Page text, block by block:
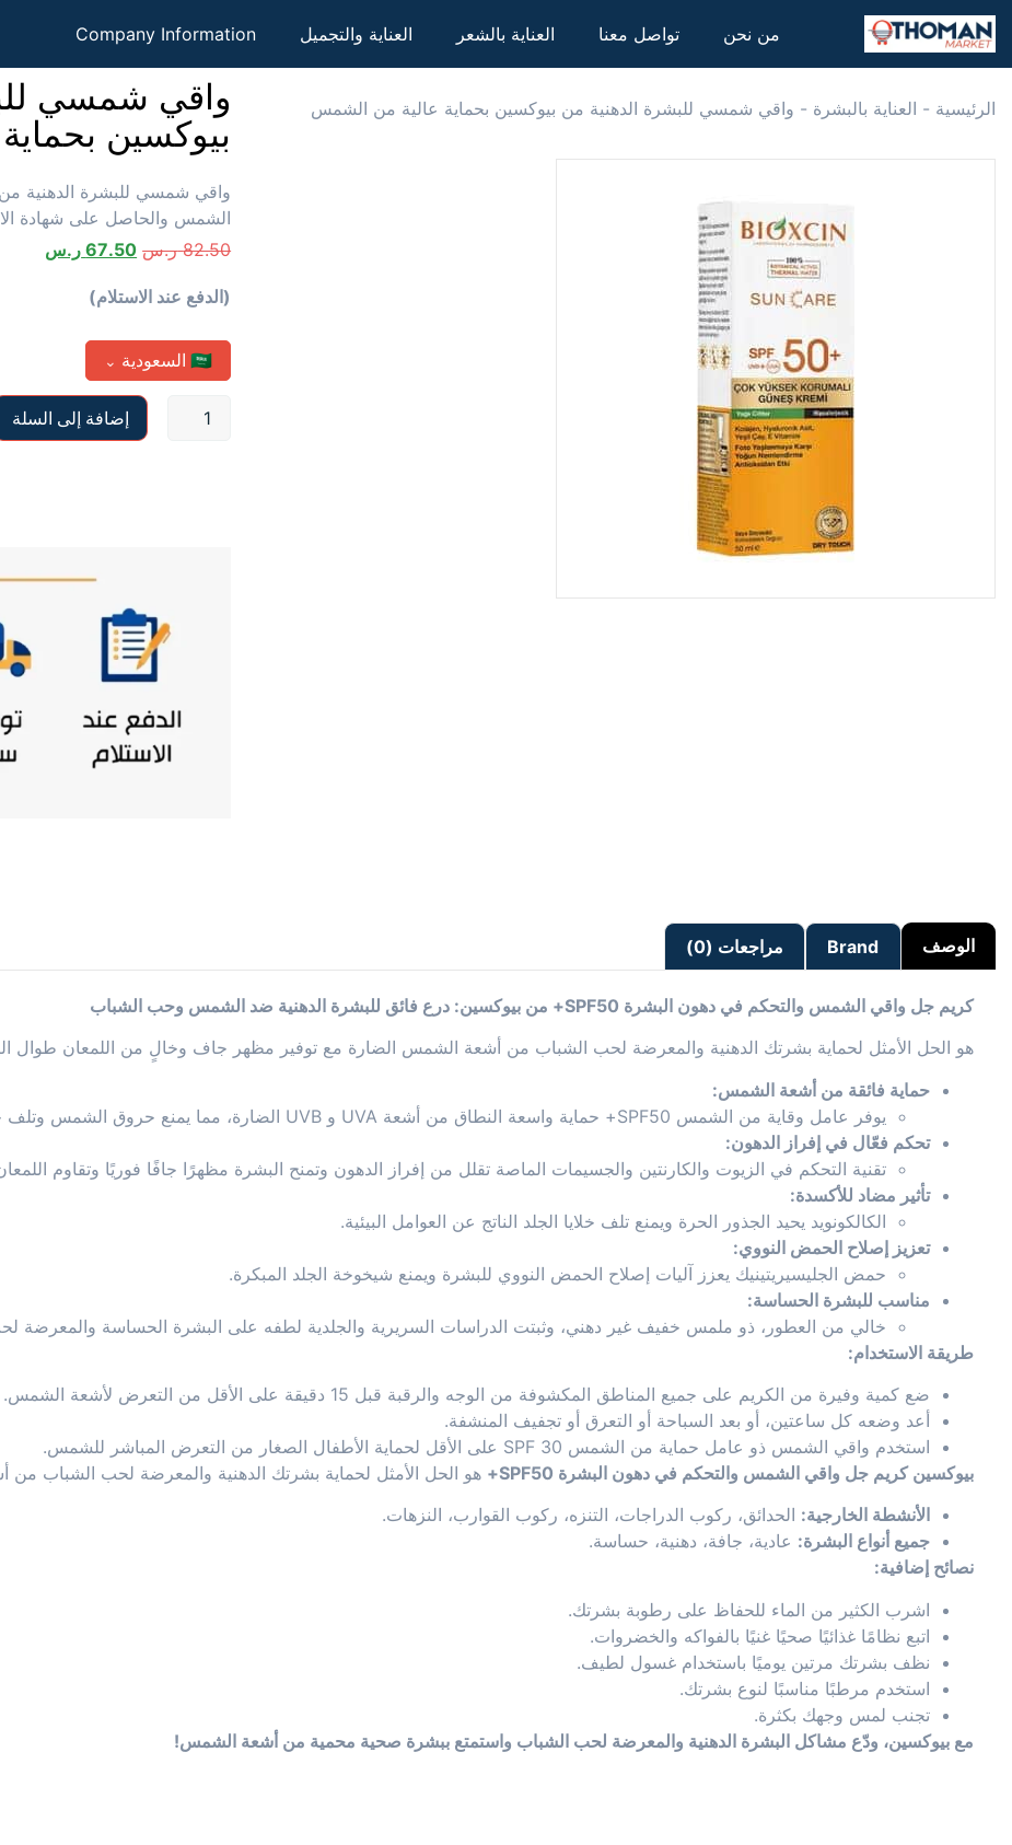
من نحن تواصل معنا العناية بالشعر العناية والتجميل Company Information
الرئيسية - العناية بالبشرة - واقي شمسي للبشرة الدهنية من بيوكسين بحماية عالية من الشمس
واقي شمسي
بيوكسين
واقي شمسي للبشرة الدهنية من
الشمس والحاصل على شهادة
82.50 ر.س 67.50 ر.س
(الدفع عند الاستلام)
🇸🇦 السعودية ⌄
إضافة إلى السلة
الوصف Brand مراجعات (0)
كريم جل واقي الشمس والتحكم في دهون البشرة SPF50+ من بيوكسين: درع فائق للبشرة الدهنية ضد الشمس وحب الشباب
هو الحل الأمثل لحماية بشرتك الدهنية والمعرضة لحب الشباب من أشعة الشمس الضارة مع توفير مظهر جاف وخالٍ من اللمعان طوال
حماية فائقة من أشعة الشمس:
يوفر عامل وقاية من الشمس SPF50+ حماية واسعة النطاق من أشعة UVA و UVB الضارة، مما يمنع حروق الشمس وتلف خلايا الجلد على المدى الطويل.
تحكم فعّال في إفراز الدهون:
تقنية التحكم في الزيوت والكارنتين والجسيمات الماصة تقلل من إفراز الدهون وتمنح البشرة مظهرًا جافًا فوريًا وتقاوم اللمعان
تأثير مضاد للأكسدة:
الكالكونويد يحيد الجذور الحرة ويمنع تلف خلايا الجلد الناتج عن العوامل البيئية.
تعزيز إصلاح الحمض النووي:
حمض الجليسيريتينيك يعزز آليات إصلاح الحمض النووي للبشرة ويمنع شيخوخة الجلد المبكرة.
مناسب للبشرة الحساسة:
خالي من العطور، ذو ملمس خفيف غير دهني، وثبتت الدراسات السريرية والجلدية لطفه على البشرة الحساسة والمعرضة
طريقة الاستخدام:
ضع كمية وفيرة من الكريم على جميع المناطق المكشوفة من الوجه والرقبة قبل 15 دقيقة على الأقل من التعرض لأشعة الشمس.
أعد وضعه كل ساعتين، أو بعد السباحة أو التعرق أو تجفيف المنشفة.
استخدم واقي الشمس ذو عامل حماية من الشمس SPF 30 على الأقل لحماية الأطفال الصغار من التعرض المباشر للشمس.
بيوكسين كريم جل واقي الشمس والتحكم في دهون البشرة SPF50+
هو الحل الأمثل لحماية بشرتك الدهنية والمعرضة لحب الشباب
الأنشطة الخارجية: الحدائق، ركوب الدراجات، التنزه، ركوب القوارب، النزهات.
جميع أنواع البشرة: عادية، جافة، دهنية، حساسة.
نصائح إضافية:
اشرب الكثير من الماء للحفاظ على رطوبة بشرتك.
اتبع نظامًا غذائيًا صحيًا غنيًا بالفواكه والخضروات.
نظف بشرتك مرتين يوميًا باستخدام غسول لطيف.
استخدم مرطبًا مناسبًا لنوع بشرتك.
تجنب لمس وجهك بكثرة.
مع بيوكسين، ودّع مشاكل البشرة الدهنية والمعرضة لحب الشباب واستمتع ببشرة صحية محمية من أشعة الشمس!